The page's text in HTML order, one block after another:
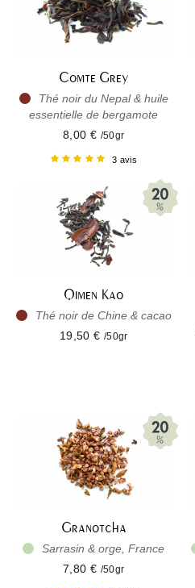
Comte Grey
Thé noir du Nepal & huile
essentielle de bergamote
8,00 € /50gr
3 avis
Qimen Kao
Thé noir de Chine & cacao
19,50 € /50gr
Granotcha
Sarrasin & orge, France
7,80 € /50gr